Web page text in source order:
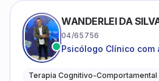
WANDERLEI DA
04/65756
Psicólogo Clínico com
sistêmica
Terapia Cognitivo-Comportamental